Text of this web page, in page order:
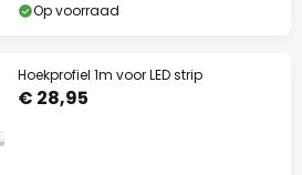
Op voorraad
Hoekprofiel 1m voor LED strip
€ 28,95